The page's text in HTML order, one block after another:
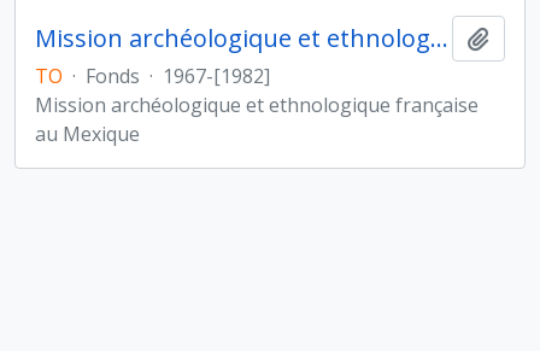
Mission archéologique et ethnologique française au Mexique
TO · Fonds · 1967-[1982]
Mission archéologique et ethnologique française
au Mexique